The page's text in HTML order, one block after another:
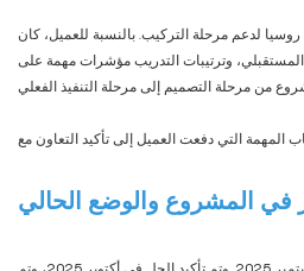
لدعم مرحلة التركيب. بالنسبة للعميل، كان
وترتيبات التدريب مؤشرات مهمة على
في المشروع والوضع الحالي